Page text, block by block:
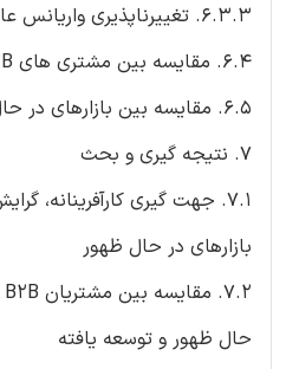
6.3.3. تغییرناپذیری واریانس عامل
6.4. مقایسه بین مشتری های B2B و B2C (فرضیه 13)
6.5. مقایسه بین بازارهای در حال ظهور و توسعه یافته
7. نتیجه گیری و بحث
7.1. جهت گیری کارآفرینانه،
بازارهای در حال ظهور
حال ظهور و توسعه یافته